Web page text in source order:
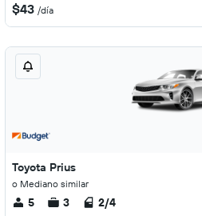
$43 /día
Toyota Prius
o Mediano similar
5 3 2/4